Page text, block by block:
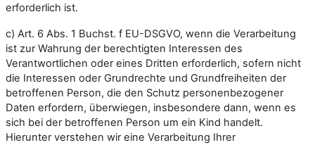
erforderlich ist.
c) Art. 6 Abs. 1 Buchst. f EU-DSGVO, wenn die Verarbeitung
ist zur Wahrung der berechtigten Interessen des
Verantwortlichen oder eines Dritten erforderlich, sofern nicht
die Interessen oder Grundrechte und Grundfreiheiten der
betroffenen Person, die den Schutz personenbezogener
Daten erfordern, überwiegen, insbesondere dann, wenn es
sich bei der betroffenen Person um ein Kind handelt.
Hierunter verstehen wir eine Verarbeitung Ihrer